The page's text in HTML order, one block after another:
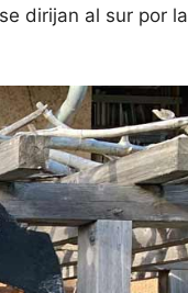
dirijan al sur por la